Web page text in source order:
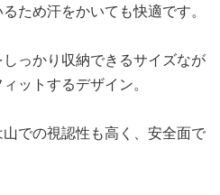
ため汗をかいても快適です。
っかり収納できるサイズなが
ットするデザイン。
での視認性も高く、安全面で